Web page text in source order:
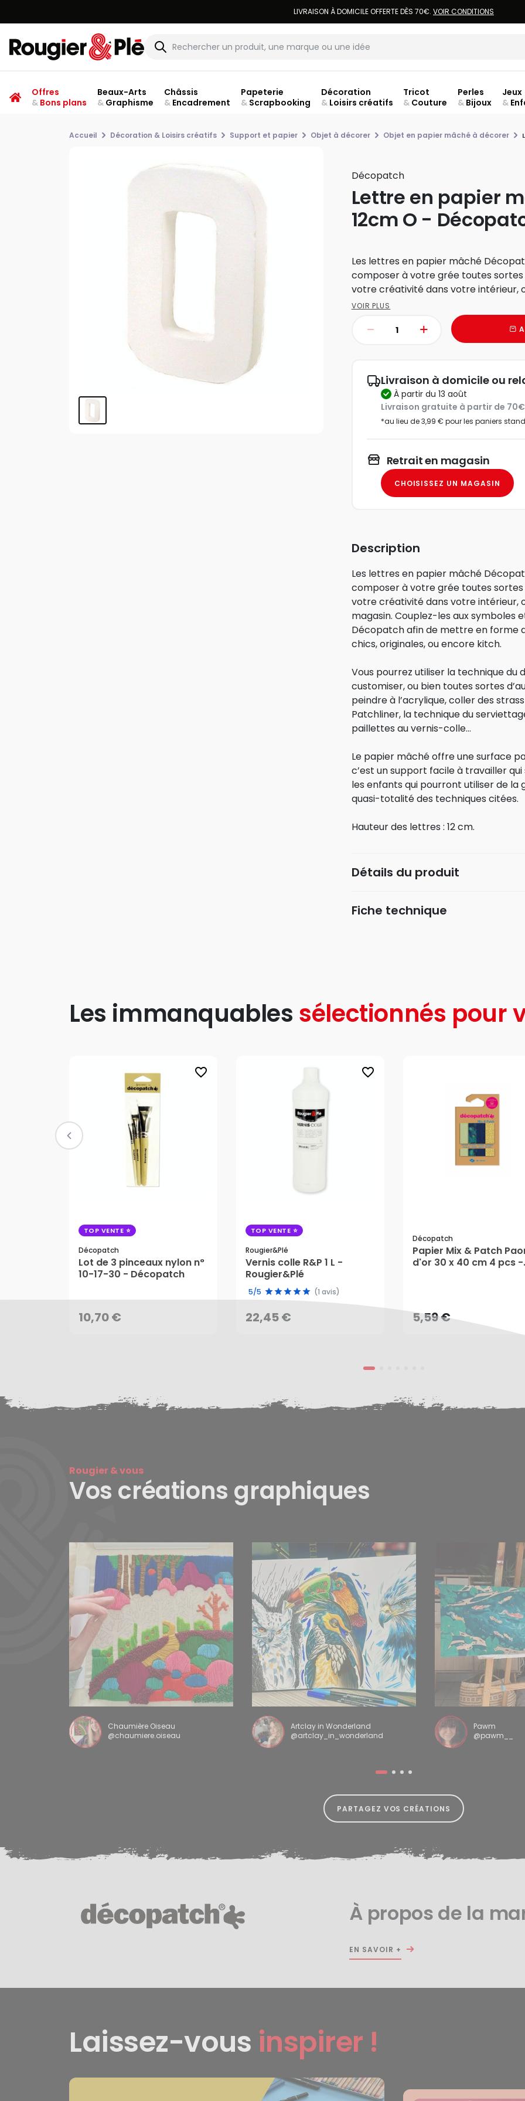
LIVRAISON À DOMICILE OFFERTE DÈS 70€. VOIR CONDITIONS
Offres
&Bons plans
Beaux-Arts
&Graphisme
Châssis
&Encadrement
Papeterie
&Scrapbooking
Décoration
&Loisirs créatifs
Tricot
& Couture
Perles
& Bijoux
Jeux
&
Accueil Décoration & Loisirs créatifs Support et papier Objet à décorer Objet en papier mâché à décorer
Décopatch
Lettre en papier
12cm O -
Les lettres en papier mâché
composer à votre grée toutes
votre créativité dans votre intérieur,
VOIR PLUS
Livraison à domicile ou
à partir du 13 août
Livraison gratuite à partir de
*au lieu de 3,99 € pour les paniers
Retrait en magasin
CHOISISSEZ UN MAGASIN
Description
Les lettres en papier mâché
composer à votre grée toutes
votre créativité dans votre intérieur,
magasin. Couplez-les aux symboles
Décopatch afin de mettre en forme
chics, originales, ou encore kitch.
Vous pourrez utiliser la technique du
customiser, ou bien toutes sortes
peindre à l’acrylique, coller des
Patchliner, la technique du
paillettes au vernis-colle…
Le papier mâché offre une surface
c’est un support facile à travailler
les enfants qui pourront utiliser de la
quasi-totalité des techniques citées.
Hauteur des lettres : 12 cm.
Détails du produit
Fiche technique
Les immanquables sélectionnés pour
favorite_border
TOP VENTE
Décopatch
Lot de 3 pinceaux nylon n°
10-17-30 - Décopatch
10,70 €
10,70 €
AJOUTER AU PANIER
favorite_border
TOP VENTE
Rougier&plé
Vernis colle R&P 1 L -
Rougier&Plé
5/5 (1 avis)
22,45 €
22,45 €
Décopatch
Papier Mix & Patch
d'or 30 x 40 cm 4 pcs -
5,59 €AJOUTER AU PANIER
Rougier & vous
Vos créations graphiques
Chaumière Oiseau
@chaumiere.oiseau
Artclay in Wonderland
@artclay_in_wonderland
Pawm
@pawm__
PARTAGEZ VOS CRÉATIONS
À propos de la
EN SAVOIR +
Laissez-vous inspirer !